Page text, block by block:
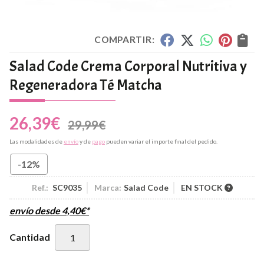
COMPARTIR:
Salad Code Crema Corporal Nutritiva y
Regeneradora Té Matcha
26,39€ 29,99€
Las modalidades de envíoy de pago pueden variar el importe final del pedido.
-12%
Ref.: SC9035 Marca: Salad Code EN STOCK
envío desde4,40€*
Cantidad